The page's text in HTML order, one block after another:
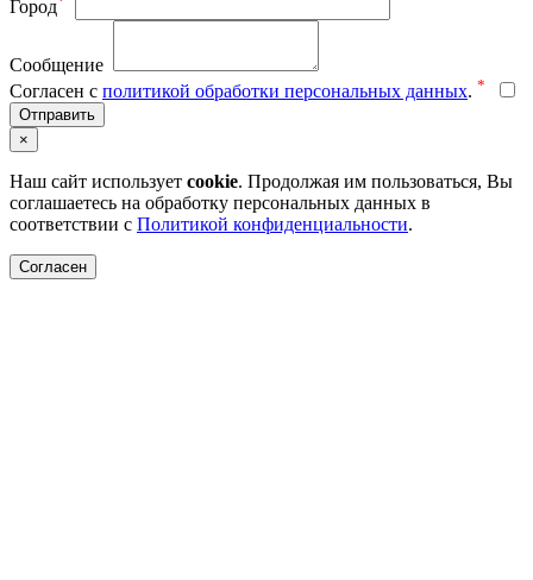
Город
Сообщение
Согласен с политикой обработки персональных данных. *
Отправить
×
Наш сайт использует cookie. Продолжая им пользоваться, Вы
соглашаетесь на обработку персональных данных в
соответствии с Политикой конфиденциальности.
Согласен